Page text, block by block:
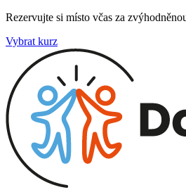
Rezervujte si místo včas za
Vybrat kurz